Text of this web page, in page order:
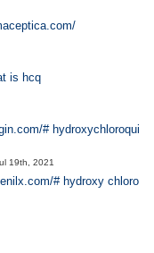
is hcq
#
19th, 2021
# hydroxy